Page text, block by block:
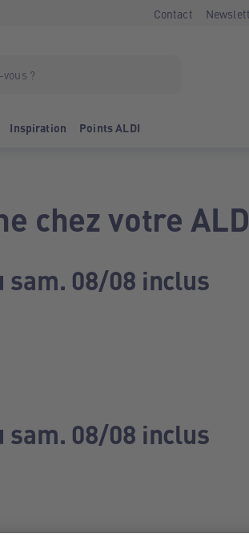
Contact
Inspiration Points ALDI
chez votre
sam. 08/08 inclus
sam. 08/08 inclus